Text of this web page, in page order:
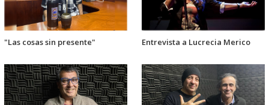
"Las cosas sin presente" Entrevista a Lucrecia Merico